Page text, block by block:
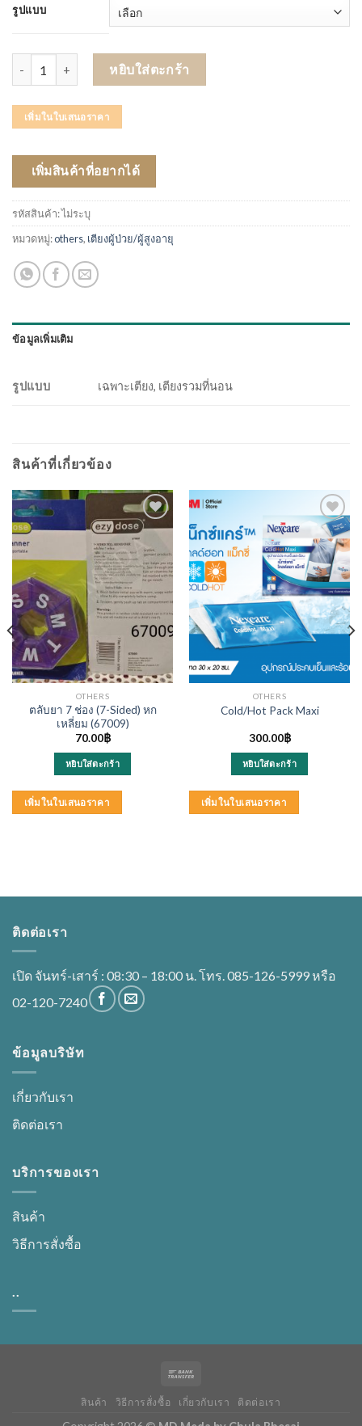
รูปแบบ
จำนวน ALLWELL เตียงไฟฟ้า 3 ไกร์ ราวปีกนก รุ่น GS-828 ชิ้น
หยิบใส่ตะกร้า
เพิ่มในใบเสนอราคา
เพิ่มสินค้าที่อยากได้
รหัสสินค้า:ไม่ระบุ
หมวดหมู่:others, เตียงผู้ป่วย/ผู้สูงอายุ
ข้อมูลเพิ่มเติม
รูปแบบ เฉพาะเตียง, เตียงรวมที่นอน
สินค้าที่เกี่ยวข้อง
OTHERS
ตลับยา 7 ช่อง (7-Sided) หก
เหลี่ยม (67009)
70.00฿
หยิบใส่ตะกร้า
เพิ่มในใบเสนอราคา
OTHERS
Cold/Hot Pack Maxi
300.00฿
หยิบใส่ตะกร้า
เพิ่มในใบเสนอราคา
ติดต่อเรา
เปิด จันทร์-เสาร์ : 08:30 – 18:00 น. โทร. 085-126-5999 หรือ
02-120-7240
ข้อมูลบริษัท
เกี่ยวกับเรา
ติดต่อเรา
บริการของเรา
สินค้า
วิธีการสั่งซื้อ
..
สินค้า วิธีการสั่งซื้อ เกี่ยวกับเรา ติดต่อเรา